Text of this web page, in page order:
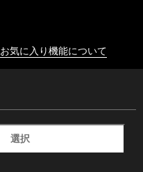
お気に入り機能について
選択